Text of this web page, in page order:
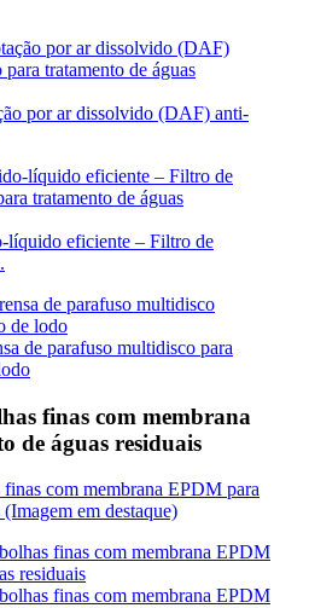
por ar dissolvido (DAF) anti-
líquido eficiente – Filtro de
de parafuso multidisco para
finas com membrana
de águas residuais